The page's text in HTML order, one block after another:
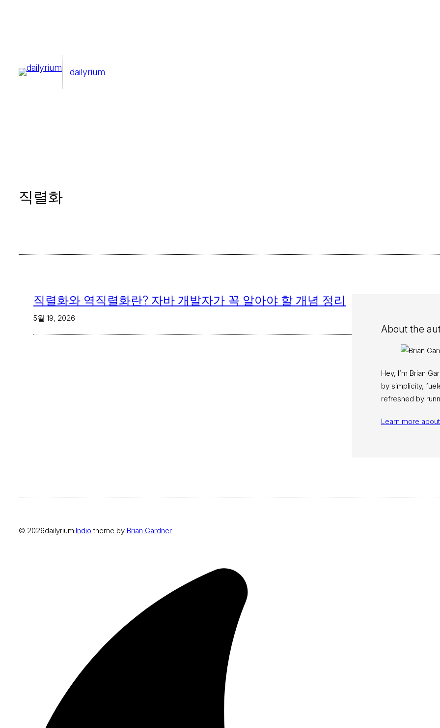
dailyrium
직렬화
직렬화와 역직렬화란? 자바 개발자가 꼭 알아야 할 개념 정리
5월 19, 2026
About the
Hey, I’m Brian
by simplicity,
refreshed by
Learn more
© 2026dailyrium·Indio theme by Brian Gardner